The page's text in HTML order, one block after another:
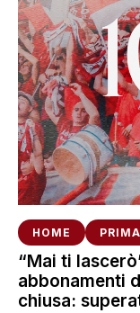
HOME
“Mai ti
abbonamenti
chiusa: